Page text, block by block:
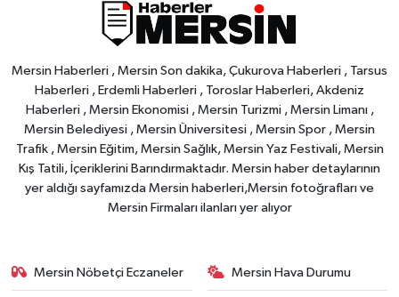
Mersin Haberleri , Mersin Son dakika, Çukurova Haberleri , Tarsus
Haberleri , Erdemli Haberleri , Toroslar Haberleri, Akdeniz
Haberleri , Mersin Ekonomisi , Mersin Turizmi , Mersin Limanı ,
Mersin Belediyesi , Mersin Üniversitesi , Mersin Spor , Mersin
Trafik , Mersin Eğitim, Mersin Sağlık, Mersin Yaz Festivali, Mersin
Kış Tatili, İçeriklerini Barındırmaktadır. Mersin haber detaylarının
yer aldığı sayfamızda Mersin haberleri,Mersin fotoğrafları ve
Mersin Firmaları ilanları yer alıyor
Mersin Nöbetçi Eczaneler Mersin Hava Durumu